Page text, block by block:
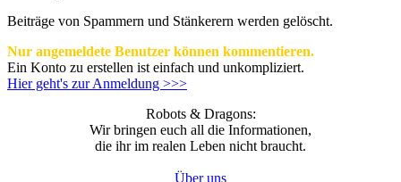
Beiträge von Spammern und Stänkerern werden gelöscht.
Nur angemeldete Benutzer können kommentieren.
Ein Konto zu erstellen ist einfach und unkompliziert.
Hier geht's zur Anmeldung >>>
Robots & Dragons:
Wir bringen euch all die Informationen,
die ihr im realen Leben nicht braucht.
Über uns